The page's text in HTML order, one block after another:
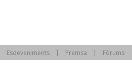
Esdeveniments Premsa Fòrums